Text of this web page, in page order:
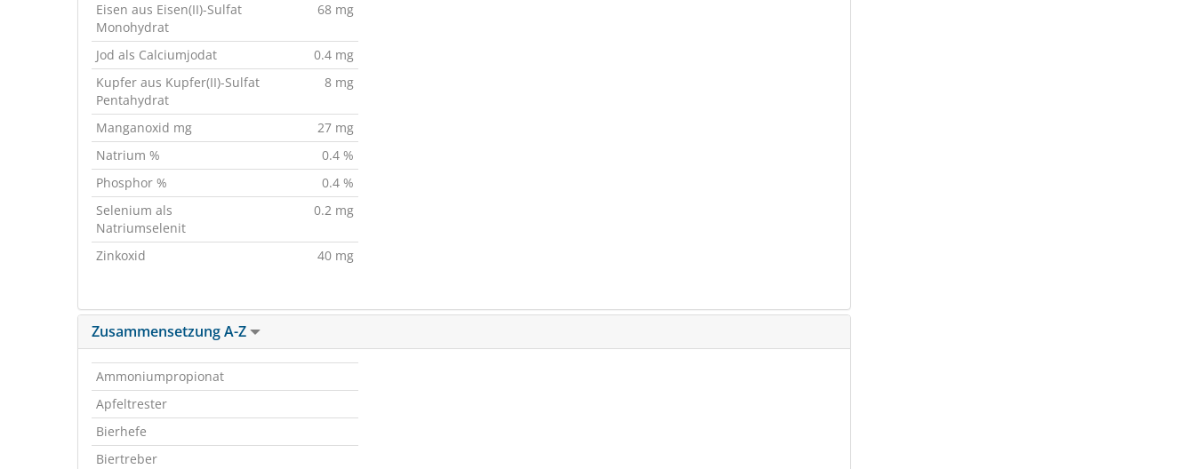
Eisen aus Eisen(II)-Sulfat
Monohydrat
68 mg
Jod als Calciumjodat
0.4 mg
Kupfer aus Kupfer(II)-Sulfat
Pentahydrat
8 mg
Manganoxid mg
27 mg
Natrium %
0.4 %
Phosphor %
0.4 %
Selenium als
Natriumselenit
0.2 mg
Zinkoxid 40 mg
Zusammensetzung A-Z
Ammoniumpropionat
Apfeltrester
Bierhefe
Biertreber